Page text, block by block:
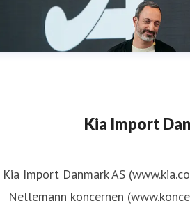
Kia Import
Kia Import Danmark AS
Nellemann koncernen